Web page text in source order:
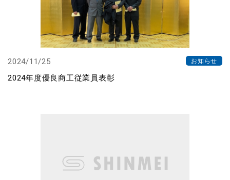
2024/11/25 お知らせ
2024年度優良商工従業員表彰